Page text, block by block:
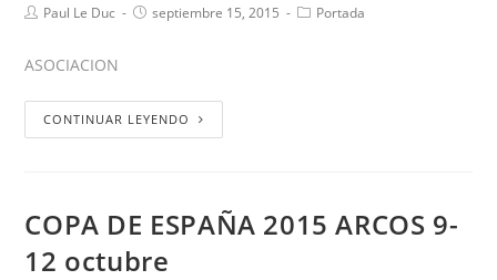
Paul Le Duc septiembre 15, 2015 Portada
ASOCIACION
CONTINUAR LEYENDO
COPA DE ESPAÑA 2015 ARCOS 9-
12 octubre